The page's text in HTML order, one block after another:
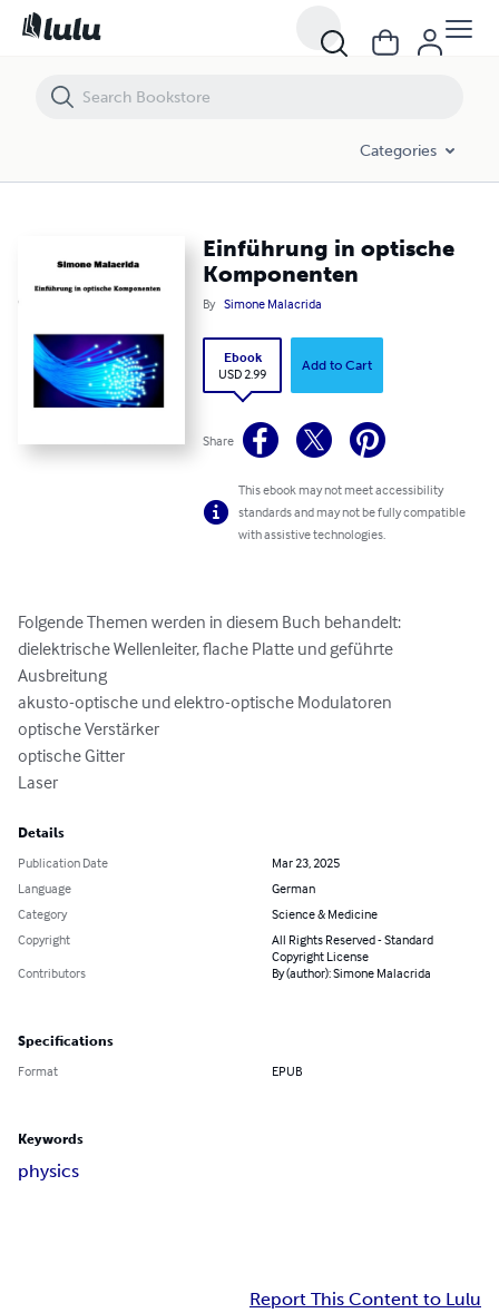
Categories
Einführung in optische
Komponenten
By Simone Malacrida
Ebook
USD 2.99
Add to Cart
Share
This ebook may not meet accessibility
standards and may not be fully compatible
with assistive technologies.
Folgende Themen werden in diesem Buch behandelt:
dielektrische Wellenleiter, flache Platte und geführte
Ausbreitung
akusto-optische und elektro-optische Modulatoren
optische Verstärker
optische Gitter
Laser
Details
Publication Date
Mar 23, 2025
Language
German
Category
Science & Medicine
Copyright
All Rights Reserved - Standard
Copyright License
Contributors
By (author): Simone Malacrida
Specifications
Format EPUB
Keywords
physics
Report This Content to Lulu
Einführung in optische Komponenten